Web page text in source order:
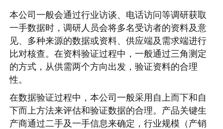
本公司一般会通过行业访谈、电话访问等调研获取
一手数据时，调研人员会将多名受访者的资料及意
见、多种来源的数据或资料、供应端及需求端进行
比对核查。在资料验证过程中，一般通过三角测定
的方式，从供需两个方向出发，验证资料的合理
性。
在数据验证过程中，本公司一般采用自上而下和自
下而上方法来评估和验证数据的合理。产品关键生
产商通过二手及一手信息来确定，行业规模（产销